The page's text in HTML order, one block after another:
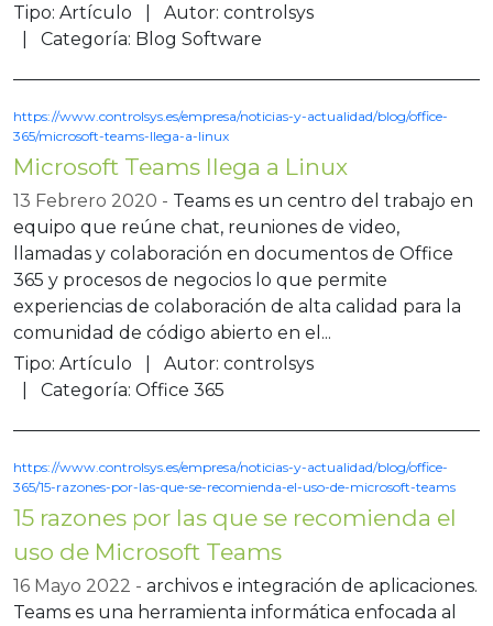
Tipo: Artículo Autor: controlsys
Categoría: Blog Software
Microsoft Teams llega a Linux
https://www.controlsys.es/empresa/noticias-y-actualidad/blog/office-
365/microsoft-teams-llega-a-linux
13 Febrero 2020
Teams es un centro del trabajo en
equipo que reúne chat, reuniones de video,
llamadas y colaboración en documentos de Office
365 y procesos de negocios lo que permite
experiencias de colaboración de alta calidad para la
comunidad de código abierto en el...
Tipo: Artículo Autor: controlsys
Categoría: Office 365
15 razones por las que se recomienda el
uso de Microsoft Teams
https://www.controlsys.es/empresa/noticias-y-actualidad/blog/office-
365/15-razones-por-las-que-se-recomienda-el-uso-de-microsoft-teams
16 Mayo 2022
archivos e integración de aplicaciones.
Teams es una herramienta informática enfocada al